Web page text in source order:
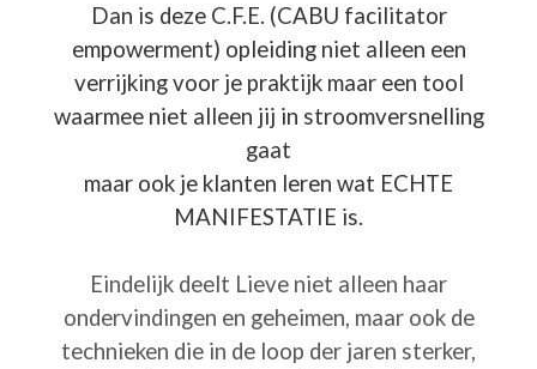
Dan is deze C.F.E. (CABU facilitator
empowerment) opleiding niet alleen een
verrijking voor je praktijk maar een tool
waarmee niet alleen jij in stroomversnelling
gaat
maar ook je klanten leren wat ECHTE
MANIFESTATIE is.
Eindelijk deelt Lieve niet alleen haar
ondervindingen en geheimen, maar ook de
technieken die in de loop der jaren sterker,